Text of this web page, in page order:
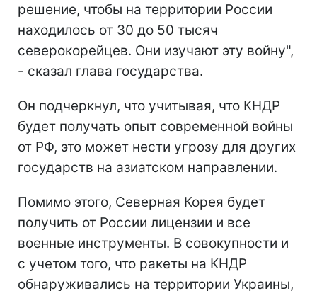
решение, чтобы на территории России
находилось от 30 до 50 тысяч
северокорейцев. Они изучают эту войну",
- сказал глава государства.
Он подчеркнул, что учитывая, что КНДР
будет получать опыт современной войны
от РФ, это может нести угрозу для других
государств на азиатском направлении.
Помимо этого, Северная Корея будет
получить от России лицензии и все
военные инструменты. В совокупности и
с учетом того, что ракеты на КНДР
обнаруживались на территории Украины,